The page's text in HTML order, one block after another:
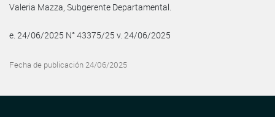
Valeria Mazza, Subgerente Departamental.
e. 24/06/2025 N° 43375/25 v. 24/06/2025
Fecha de publicación 24/06/2025